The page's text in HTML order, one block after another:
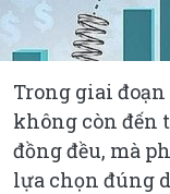
Trong giai
không còn đến
đồng đều, mà
lựa chọn đúng